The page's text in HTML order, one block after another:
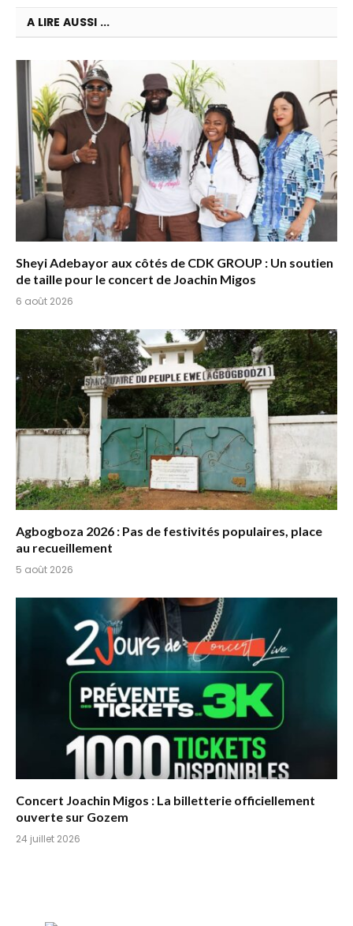
A LIRE AUSSI ...
Sheyi Adebayor aux côtés de CDK GROUP : Un soutien
de taille pour le concert de Joachin Migos
6 août 2026
Agbogboza 2026 : Pas de festivités populaires, place
au recueillement
5 août 2026
Concert Joachin Migos : La billetterie officiellement
ouverte sur Gozem
24 juillet 2026